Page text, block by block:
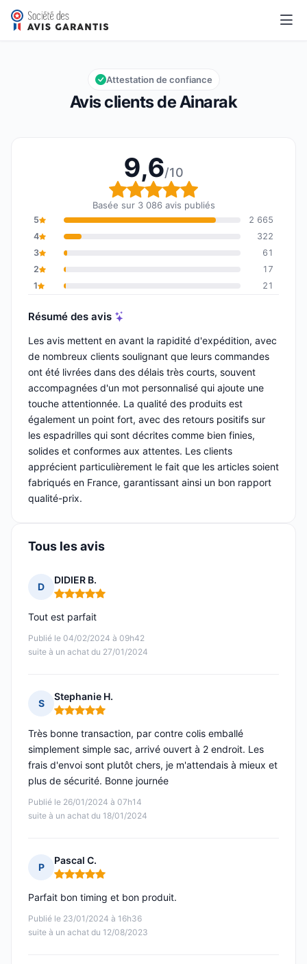
Ainarak
Note globale : 9,6 sur 10
9,6/10
Avis clients de Ainarak
Attestation de confiance
9,6/10
Note globale : 9,6 sur
Basée sur 3 086 avis publiés
5
2 665
4
322
3
61
2
17
1
21
Résumé des avis
Les avis mettent en avant la rapidité d'expédition, avec
de nombreux clients soulignant que leurs commandes
ont été livrées dans des délais très courts, souvent
accompagnées d'un mot personnalisé qui ajoute une
touche attentionnée. La qualité des produits est
également un point fort, avec des retours positifs sur
les espadrilles qui sont décrites comme bien finies,
solides et conformes aux attentes. Les clients
apprécient particulièrement le fait que les articles soient
fabriqués en France, garantissant ainsi un bon rapport
qualité-prix.
Tous les avis
D
DIDIER B.
Note : 5 sur 5
Publié le 04/02/2024 à 09h42
suite à un achat du 27/01/2024
Tout est parfait
S
Stephanie H.
Note : 5 sur 5
Publié le 26/01/2024 à 07h14
suite à un achat du 18/01/2024
Très bonne transaction, par contre colis emballé
simplement simple sac, arrivé ouvert à 2 endroit. Les
frais d'envoi sont plutôt chers, je m'attendais à mieux et
plus de sécurité. Bonne journée
P
Pascal C.
Note : 5 sur 5
Publié le 23/01/2024 à 16h36
suite à un achat du 12/08/2023
Parfait bon timing et bon produit.